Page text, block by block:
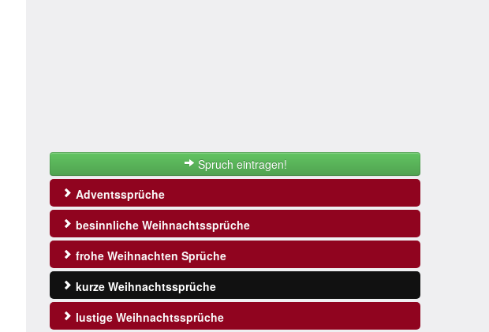
Spruch eintragen!
Adventssprüche
besinnliche Weihnachtssprüche
frohe Weihnachten Sprüche
kurze Weihnachtssprüche
lustige Weihnachtssprüche